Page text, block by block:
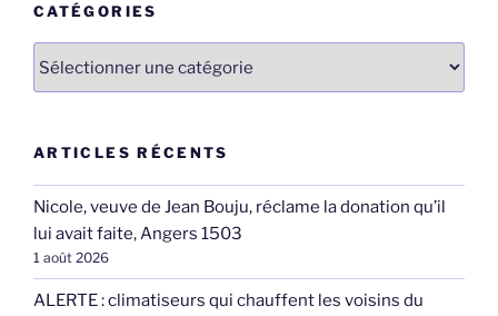
CATÉGORIES
ARTICLES RÉCENTS
Nicole, veuve de Jean Bouju, réclame la donation qu’il
lui avait faite, Angers 1503
1 août 2026
ALERTE : climatiseurs qui chauffent les voisins du